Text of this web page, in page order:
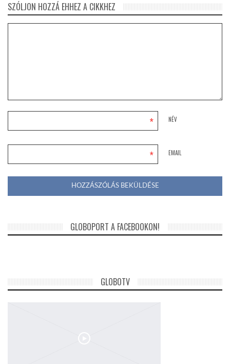
SZÓLJON HOZZÁ EHHEZ A CIKKHEZ
NÉV
*
EMAIL
*
GLOBOPORT A FACEBOOKON!
GLOBOTV